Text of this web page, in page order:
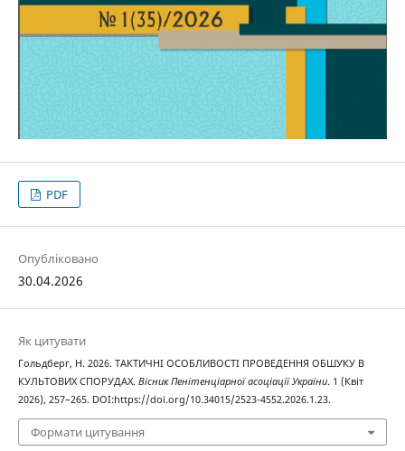
PDF
Опубліковано
30.04.2026
Як цитувати
Гольдберг, Н. 2026. ТАКТИЧНІ ОСОБЛИВОСТІ ПРОВЕДЕННЯ ОБШУКУ В
КУЛЬТОВИХ СПОРУДАХ. Вісник Пенітенціарної асоціації України. 1 (Квіт
2026), 257–265. DOI:https://doi.org/10.34015/2523-4552.2026.1.23.
Формати цитування